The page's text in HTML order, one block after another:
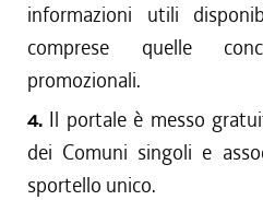
informazioni utili
comprese quelle
promozionali.
4. Il portale è messo
dei Comuni singoli e
sportello unico.